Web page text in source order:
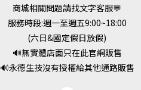
商城相關問題請找文字客服💬
服務時段:週一至週五9:00~18:00
(六日&國定假日放假)
🔊無實體店面只在此官網販售
🔊永德生技沒有授權給其他通路販售